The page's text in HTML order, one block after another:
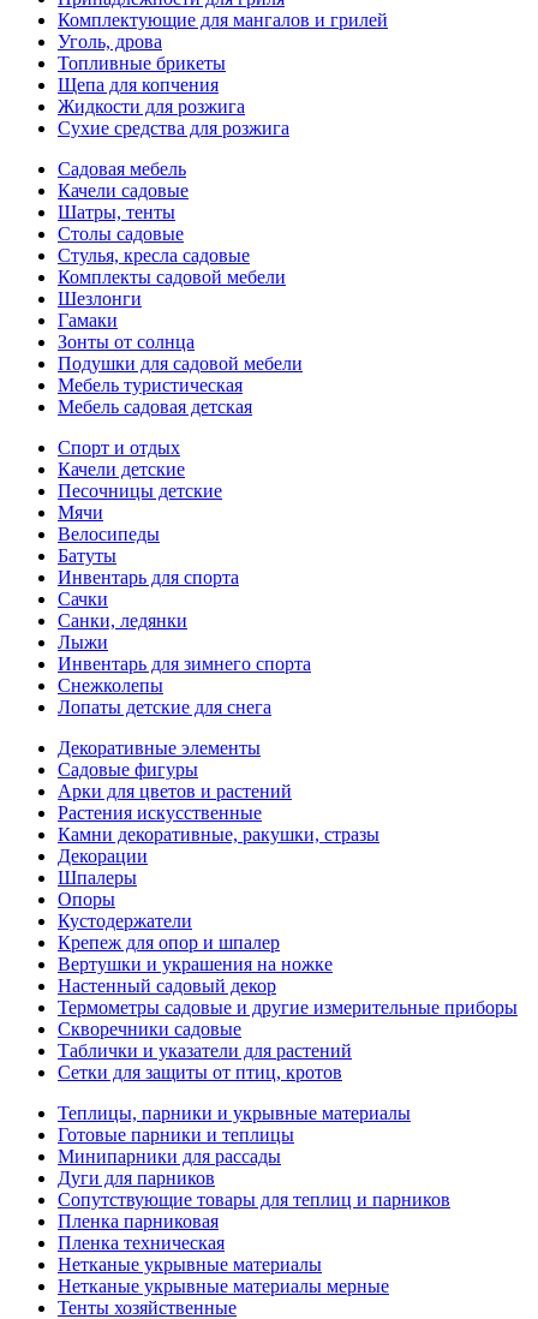
Комплектующие для мангалов и грилей
Уголь, дрова
Топливные брикеты
Щепа для копчения
Жидкости для розжига
Сухие средства для розжига
Садовая мебель
Качели садовые
Шатры, тенты
Столы садовые
Стулья, кресла садовые
Комплекты садовой мебели
Шезлонги
Гамаки
Зонты от солнца
Подушки для садовой мебели
Мебель туристическая
Мебель садовая детская
Спорт и отдых
Качели детские
Песочницы детские
Мячи
Велосипеды
Батуты
Инвентарь для спорта
Сачки
Санки, ледянки
Лыжи
Инвентарь для зимнего спорта
Снежколепы
Лопаты детские для снега
Декоративные элементы
Садовые фигуры
Арки для цветов и растений
Растения искусственные
Камни декоративные, ракушки, стразы
Декорации
Шпалеры
Опоры
Кустодержатели
Крепеж для опор и шпалер
Вертушки и украшения на ножке
Настенный садовый декор
Термометры садовые и другие измерительные приборы
Скворечники садовые
Таблички и указатели для растений
Сетки для защиты от птиц, кротов
Теплицы, парники и укрывные материалы
Готовые парники и теплицы
Минипарники для рассады
Дуги для парников
Сопутствующие товары для теплиц и парников
Пленка парниковая
Пленка техническая
Нетканые укрывные материалы
Нетканые укрывные материалы мерные
Тенты хозяйственные